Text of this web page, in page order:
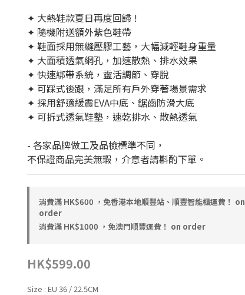
✦ 大熱鞋款夏日再度回歸 !
✦ 隨機附送額外紫色鞋帶
✦ 鞋面採用無縫壓膠工藝，大幅減輕鞋身重量
✦ 大面積透氣網孔，加速散熱、排水效果
✦ 快速綁帶系統，靈活調節、穿脫
✦ 可踩式後跟，滿足所有戶外穿著場景需求
✦ 採用舒適緩震EVA中底、鋸齒防滑大底
✦ 可拆式透氣鞋墊，速乾排水、散熱透氣
- 各家品牌做工及品檢標準不同，
不保證商品完美無瑕，介意者請斟酌下單。
消費滿 HK$600 ，免香港本地順豐站、順豐智能櫃運費！ on
order
消費滿 HK$1000 ，免澳門順豐運費！ on order
HK$599.00
Size : EU 36 / 22.5CM